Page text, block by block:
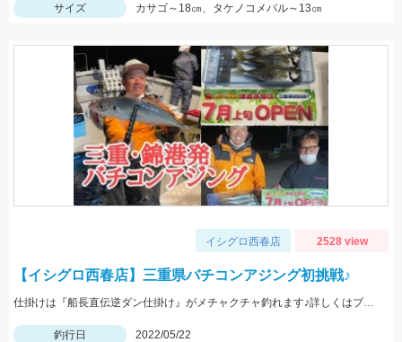
サイズ
カサゴ～18㎝、タケノコメバル～13㎝
イシグロ西春店 2528 view
【イシグロ西春店】三重県バチコンアジング初挑戦♪
仕掛けは『船長直伝逆ダン仕掛け』がメチャクチャ釣れます♪詳しくはブログをご覧ください‼
釣行日
2022/05/22